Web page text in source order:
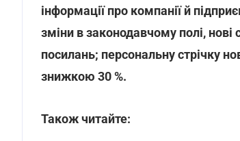
інформації про компанії й
зміни в законодавчому полі, нові
посилань; персональну стрічку
знижкою 30 %.
Також читайте: